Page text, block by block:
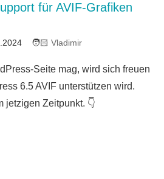
für AVIF-Grafiken
Vladimir
Seite mag, wird sich freuen
6.5 AVIF unterstützen wird.
jetzigen Zeitpunkt. 👇